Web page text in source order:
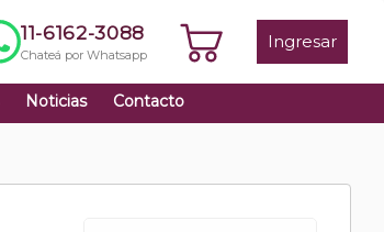
11-6162-3088
Chateá por Whatsapp
Ingresar
Noticias Contacto